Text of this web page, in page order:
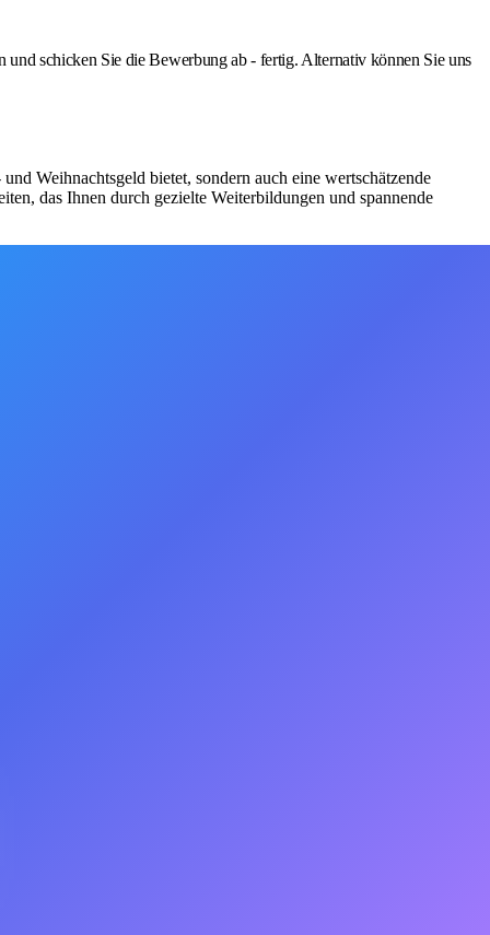
schicken Sie die Bewerbung ab - fertig. Alternativ können Sie uns
Weihnachtsgeld bietet, sondern auch eine wertschätzende
das Ihnen durch gezielte Weiterbildungen und spannende